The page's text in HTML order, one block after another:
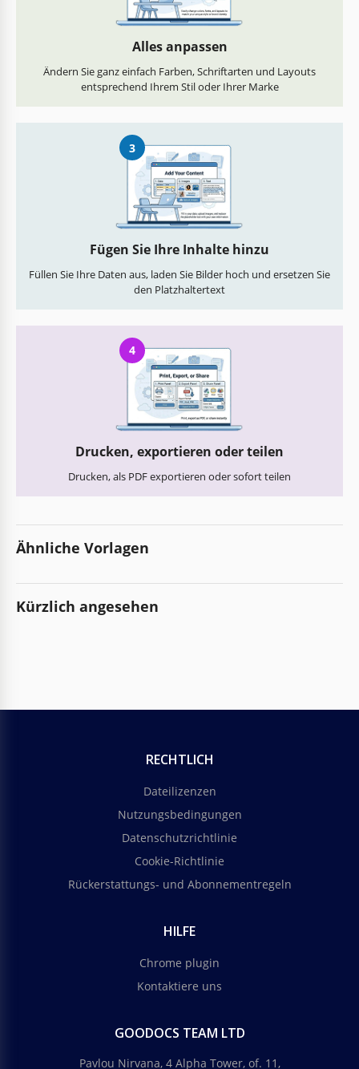
Alles anpassen
Ändern Sie ganz einfach Farben, Schriftarten und Layouts
entsprechend Ihrem Stil oder Ihrer Marke
3
Fügen Sie Ihre Inhalte hinzu
Füllen Sie Ihre Daten aus, laden Sie Bilder hoch und ersetzen Sie
den Platzhaltertext
4
Drucken, exportieren oder teilen
Drucken, als PDF exportieren oder sofort teilen
Ähnliche Vorlagen
Kürzlich angesehen
RECHTLICH
Dateilizenzen
Nutzungsbedingungen
Datenschutzrichtlinie
Cookie-Richtlinie
Rückerstattungs- und Abonnementregeln
HILFE
Chrome plugin
Kontaktiere uns
GOODOCS TEAM LTD
Pavlou Nirvana, 4 Alpha Tower, of. 11,